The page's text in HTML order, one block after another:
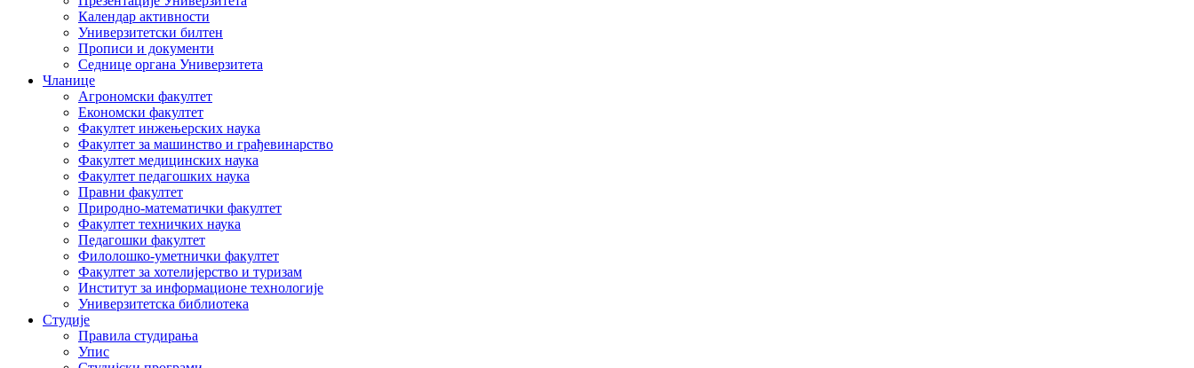
Календар активности
Универзитетски билтен
Прописи и документи
Седнице органа Универзитета
Чланице
Агрономски факултет
Економски факултет
Факултет инжењерских наука
Факултет за машинство и грађевинарство
Факултет медицинских наука
Факултет педагошких наука
Правни факултет
Природно-математички факултет
Факултет техничких наука
Педагошки факултет
Филолошко-уметнички факултет
Факултет за хотелијерство и туризам
Институт за информационе технологије
Универзитетска библиотека
Студије
Правила студирања
Упис